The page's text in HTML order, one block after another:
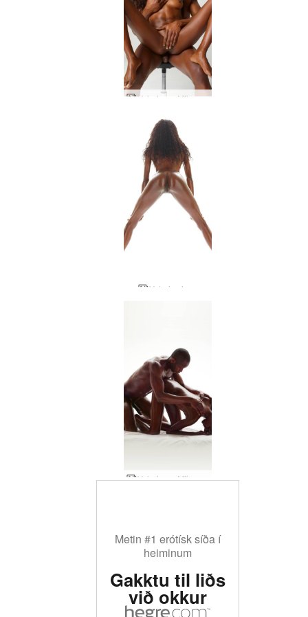
Valerie og Mike snerta
Valerie vixen
Valerie og Mike gljáandi líkamar
Metin #1 erótísk síða í
heiminum
Gakktu til liðs
við okkur